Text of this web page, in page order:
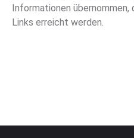
Informationen
Links erreicht werden.